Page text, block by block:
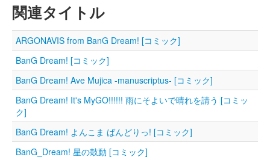
関連タイトル
ARGONAVIS from BanG Dream! [コミック]
BanG Dream! [コミック]
BanG Dream! Ave Mujica -manuscriptus- [コミック]
BanG Dream! It's MyGO!!!!!! 雨にそよいで晴れを請う [コミッ
ク]
BanG Dream! よんこま ばんどりっ! [コミック]
BanG_Dream! 星の鼓動 [コミック]